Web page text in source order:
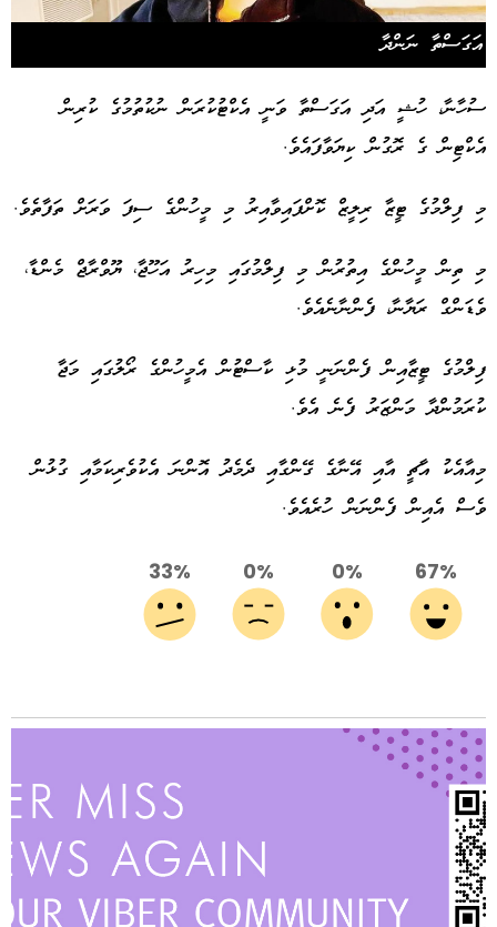
އަގަސްތާ ނަންދާ
ސުހާނާ، ހުޝީ އަދި އަގަސްތާ ވަނީ އެކްޓުކުރަން ނުކުތުމުގެ ކުރިން
އެކްޓިން ގެ ރޮގުން ކިޔަވާފައެވެ.
މި ފިލްމުގެ ޓީޒާ ރިލީޒް ކޮށްފައިވާއިރު މި މީހުންގެ ސިފަ ވަރަށް ތަފާތެވެ.
މި ތިން މީހުންގެ އިތުރުން މި ފިލްމުގައި މިހިރު އަހޫޖާ، ޔޫވްރާޖް މެންޑާ،
ވެޑަންގް ރަޔާނާ، ފެންނާނެއެވެ.
ފިލްމުގެ ޓީޒާއިން ފެންނަނީ މުޅި ކާސްޓުން އެމީހުންގެ ރޯލުގައި މަޖާ
ކުރަމުންދާ މަންޒަރު ފެނެ އެވެ.
މިއާއެކު އާޗީ އާއި އޭނާގެ ގޭންގާއި ދެމެދު އޮންނަ އެކުވެރިކަމާއި ގުޅުން
ވެސް އެއިން ފެންނަން ހުރެއެވެ.
67%
0%
0%
33%